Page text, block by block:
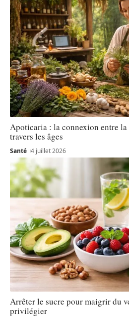
Apoticaria : la connexion entre
travers les âges
Santé 4 juillet 2026
Arrêter le sucre pour maigrir du
privilégier